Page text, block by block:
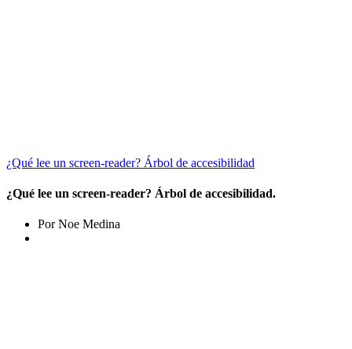
¿Qué lee un screen-reader? Árbol de accesibilidad
¿Qué lee un screen-reader? Árbol de accesibilidad.
Por Noe Medina